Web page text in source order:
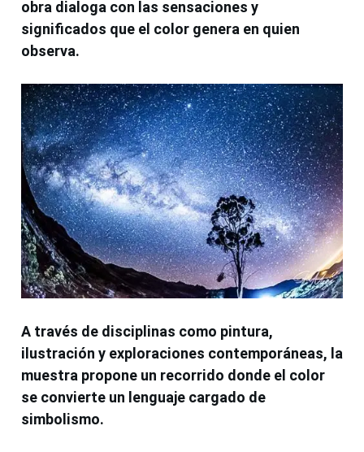
obra dialoga con las sensaciones y
significados que el color genera en quien
observa.
A través de disciplinas como pintura,
ilustración y exploraciones contemporáneas, la
muestra propone un recorrido donde el color
se convierte un lenguaje cargado de
simbolismo.